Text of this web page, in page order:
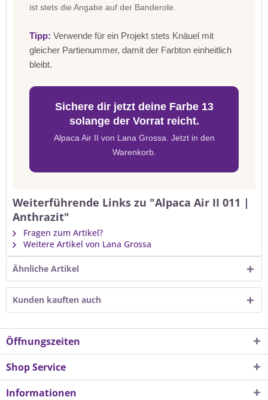
ist stets die Angabe auf der Banderole.
Tipp: Verwende für ein Projekt stets Knäuel mit
gleicher Partienummer, damit der Farbton einheitlich
bleibt.
Sichere dir jetzt deine Farbe 13
solange der Vorrat reicht.
Alpaca Air II von Lana Grossa. Jetzt in den
Warenkorb.
Weiterführende Links zu "Alpaca Air II 011 |
Anthrazit"
Fragen zum Artikel?
Weitere Artikel von Lana Grossa
Ähnliche Artikel
Kunden kauften auch
Öffnungszeiten
Shop Service
Informationen